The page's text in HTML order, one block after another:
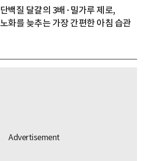
단백질 달걀의 3배·밀가루 제로,
노화를 늦추는 가장 간편한 아침 습관